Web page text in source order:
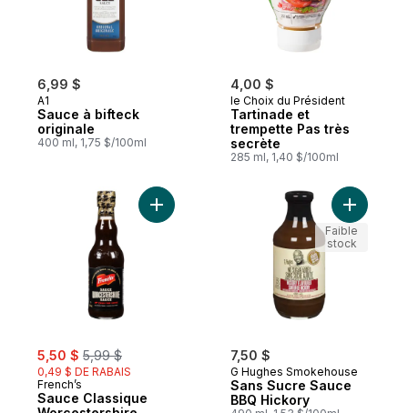
6,99 $
A1
Sauce à bifteck
originale
400 ml, 1,75 $/100ml
4,00 $
le Choix du Président
Tartinade et
trempette Pas très
secrète
285 ml, 1,40 $/100ml
sale:
5,50 $ , formerly:
5,99 $
0,49 $ DE RABAIS
French’s
Sauce Classique
Ajouter Sauce Classique Worcestershire
7,50 $
G Hughes Smokehouse
Sans Sucre Sauce
BBQ Hickory
Ajouter
Faible
stock